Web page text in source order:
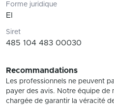
Forme juridique
EI
Siret
485 104 483 00030
Recommandations
Les professionnels ne peuvent
payer des avis. Notre équipe de
chargée de garantir la véracité